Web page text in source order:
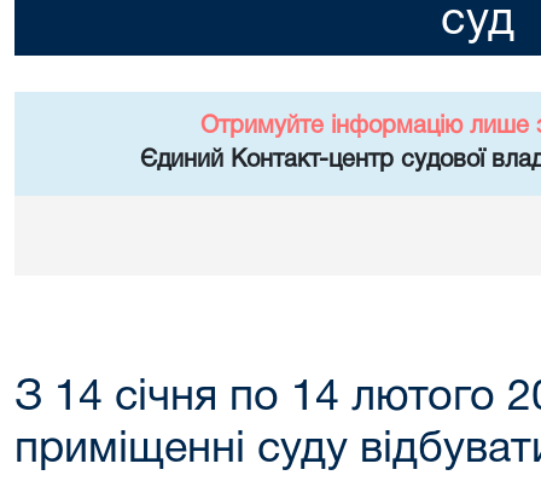
суд
Отримуйте інформацію лише
Єдиний Контакт-центр судової
З 14 січня по 14 лютого
приміщенні суду